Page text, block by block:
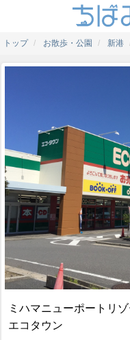
トップ お散歩・公園 新港
ミハマニューポートリ
エコタウン